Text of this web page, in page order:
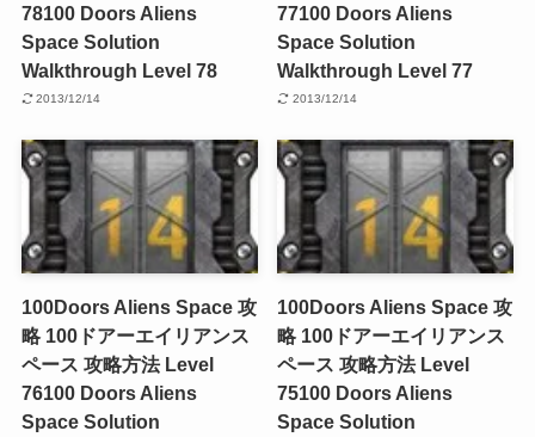
78100 Doors Aliens
Space Solution
Walkthrough Level 78
2013/12/14
77100 Doors Aliens
Space Solution
Walkthrough Level 77
2013/12/14
100Doors Aliens Space 攻
略 100ドアーエイリアンス
ペース 攻略方法 Level
76100 Doors Aliens
Space Solution
100Doors Aliens Space 攻
略 100ドアーエイリアンス
ペース 攻略方法 Level
75100 Doors Aliens
Space Solution